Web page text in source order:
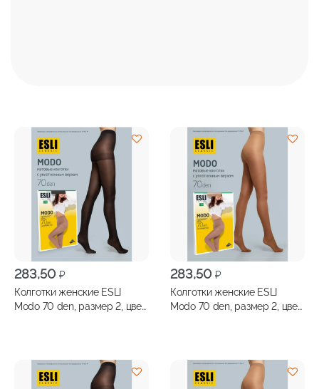
283,50 ₽
Колготки женские ESLI
Modo 70 den, размер 2, цвет
283,50 ₽
Колготки женские ESLI
Modo 70 den, размер 2, цвет